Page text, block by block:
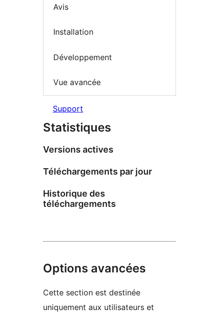
Avis
Installation
Développement
Vue avancée
Support
Statistiques
Versions actives
Téléchargements par jour
Historique des
téléchargements
Options avancées
Cette section est destinée
uniquement aux utilisateurs et